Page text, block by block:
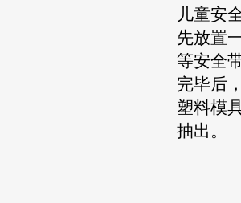
儿童安
先放置
等安全
完毕后
塑料模
抽出。